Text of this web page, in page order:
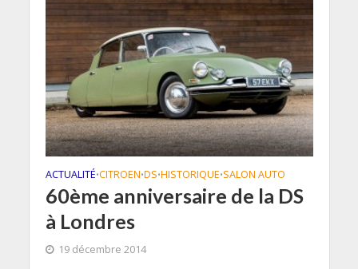
ACTUALITÉ•CITROEN•DS•HISTORIQUE•SALON AUTO
60ème anniversaire de la DS
à Londres
19 décembre 2014